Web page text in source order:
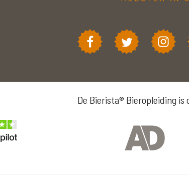
De Bierista® Bieropleiding is